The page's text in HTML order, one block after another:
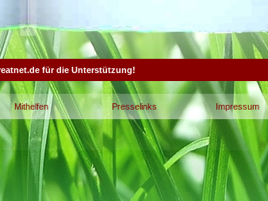
für die Unterstützung!
Mithelfen Presselinks Impressum